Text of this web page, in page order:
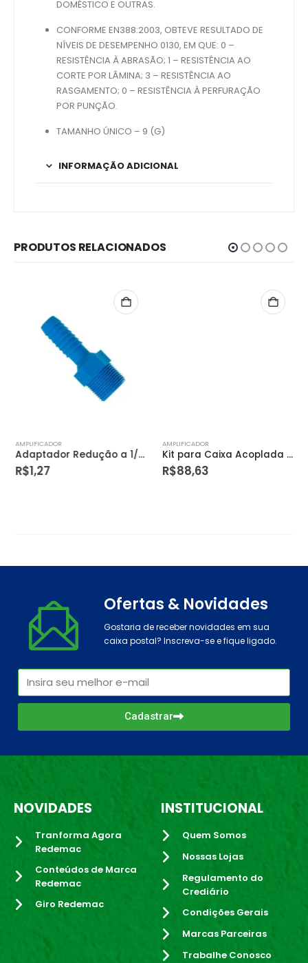
DOMÉSTICO E OUTRAS.
CONFORME EN388:2003, OBTEVE RESULTADO DE
NÍVEIS DE DESEMPENHO 0130, EM QUE: 0 –
RESISTÊNCIA À ABRASÃO; 1 – RESISTÊNCIA AO
CORTE POR LÂMINA; 3 – RESISTÊNCIA AO
RASGAMENTO; 0 – RESISTÊNCIA À PERFURAÇÃO
POR PUNÇÃO.
TAMANHO ÚNICO – 9 (G)
INFORMAÇÃO ADICIONAL
PRODUTOS RELACIONADOS
AMPLIFICADOR
Adaptador Redução a 1/2×3/8″ Polietileno – Bianplast
R$1,27
AMPLIFICADOR
Kit para Caixa Acoplada Acionamento Superior Completo – Herc
R$88,63
Ofertas & Novidades
Gostaria de receber novidades em sua
caixa postal? Inscreva-se e fique ligado.
Cadastrar
NOVIDADES
Tranforma Agora
Redemac
Conteúdos de Marca
Redemac
Giro Redemac
INSTITUCIONAL
Quem Somos
Nossas Lojas
Regulamento do
Crediário
Condições Gerais
Marcas Parceiras
Trabalhe Conosco